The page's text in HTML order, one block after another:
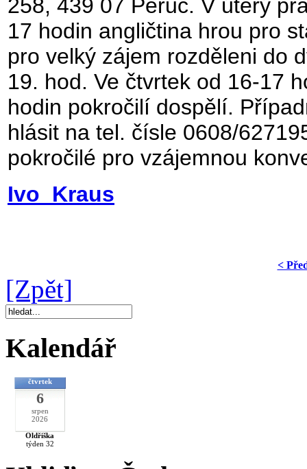
258, 439 07 Peruc. V úterý
17 hodin angličtina hrou pro
pro velký zájem rozděleni do
19. hod. Ve čtvrtek od 16-17
hodin pokročilí dospělí.
hlásit na tel. čísle 0608/
pokročilé pro vzájemnou
Ivo Kraus
<
[Zpět]
Kalendář
čtvrtek
6
srpen
2026
Oldřiška
týden 32